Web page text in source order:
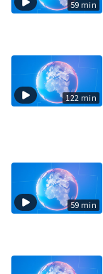
59 min
122 min
59 min